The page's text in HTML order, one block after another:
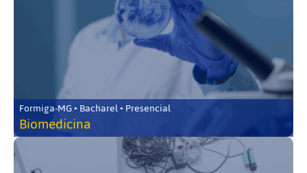
Formiga-MG • Bacharel • Presencial
Biomedicina